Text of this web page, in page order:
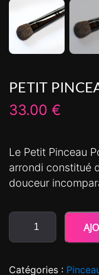
PETIT
33.00 €
Le Petit Pinceau
arrondi constitué
douceur
Catégories :